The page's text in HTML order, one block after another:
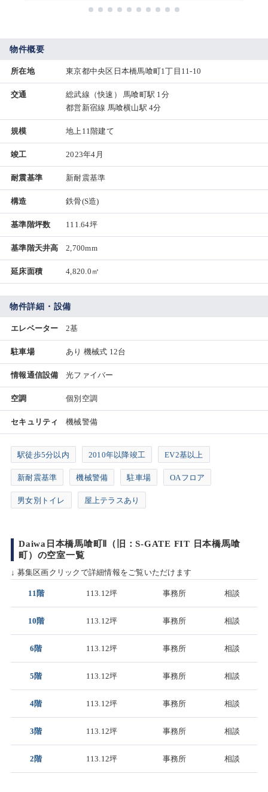
物件概要
所在地 東京都中央区日本橋馬喰町1丁目11-10
交通
総武線（快速） 馬喰町駅 1分
都営新宿線 馬喰横山駅 4分
規模 地上11階建て
竣工 2023年4月
耐震基準 新耐震基準
構造 鉄骨(S造)
基準階坪数 111.64坪
基準階天井高 2,700mm
延床面積 4,820.0㎡
物件詳細・設備
エレベーター 2基
駐車場 あり 機械式 12台
情報通信設備 光ファイバー
空調 個別空調
セキュリティ 機械警備
駅徒歩5分以内 2010年以降竣工 EV2基以上
新耐震基準 機械警備 駐車場 OAフロア
男女別トイレ 屋上テラスあり
Daiwa日本橋馬喰町Ⅱ（旧：S-GATE FIT 日本橋馬喰
町）の空室一覧
↓ 募集区画クリックで詳細情報をご覧いただけます
11階 113.12坪 事務所 相談
10階 113.12坪 事務所 相談
6階 113.12坪 事務所 相談
5階 113.12坪 事務所 相談
4階 113.12坪 事務所 相談
3階 113.12坪 事務所 相談
2階 113.12坪 事務所 相談